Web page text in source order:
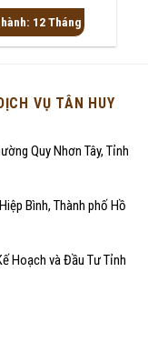
hạng
0
5
hành: 12 Tháng
VỤ TÂN HUY
Quy Nhơn Tây, Tỉnh
Bình, Thành phố Hồ
Hoạch và Đầu Tư Tỉnh